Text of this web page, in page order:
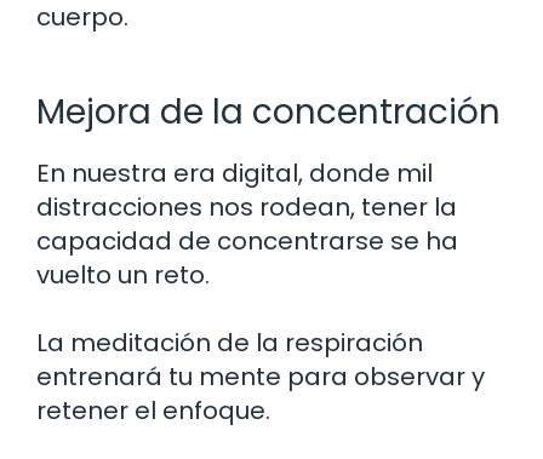
cuerpo.
Mejora de la concentración
En nuestra era digital, donde mil
distracciones nos rodean, tener la
capacidad de concentrarse se ha
vuelto un reto.
La meditación de la respiración
entrenará tu mente para observar y
retener el enfoque.